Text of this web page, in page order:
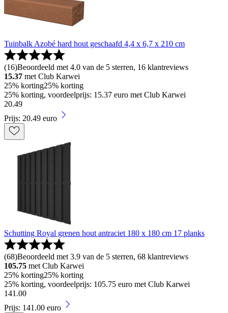
Tuinbalk Azobé hard hout geschaafd 4,4 x 6,7 x 210 cm
(16)Beoordeeld met 4.0 van de 5 sterren, 16 klantreviews
15.37 met Club Karwei
25% korting25% korting
25% korting, voordeelprijs: 15.37 euro met Club Karwei
20.49
Prijs: 20.49 euro
Schutting Royal grenen hout antraciet 180 x 180 cm 17 planks
(68)Beoordeeld met 3.9 van de 5 sterren, 68 klantreviews
105.75 met Club Karwei
25% korting25% korting
25% korting, voordeelprijs: 105.75 euro met Club Karwei
141 .00
Prijs: 141.00 euro